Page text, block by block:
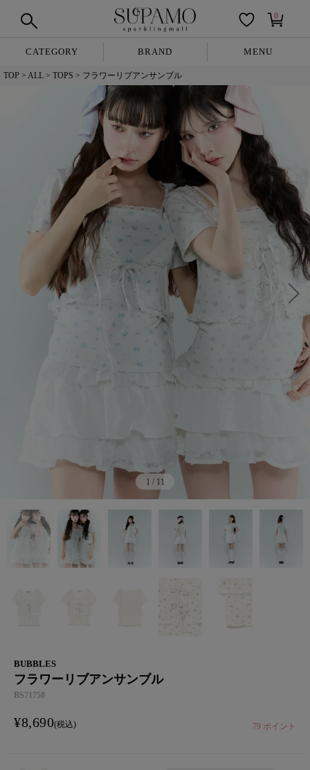
0
CATEGORY BRAND MENU
TOP ALL TOPS フラワーリブアンサンブル
1 / 11
BUBBLES
フラワーリブアンサンブル
BS71758
¥8,690 税込 79 ポイント